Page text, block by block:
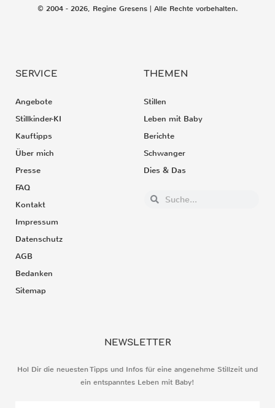
© 2004 - 2026, Regine Gresens | Alle Rechte vorbehalten.
SERVICE
Angebote
Stillkinder-KI
Kauftipps
Über mich
Presse
FAQ
Kontakt
Impressum
Datenschutz
AGB
Bedanken
Sitemap
THEMEN
Stillen
Leben mit Baby
Berichte
Schwanger
Dies & Das
NEWSLETTER
Hol Dir die neuesten Tipps und Infos für eine angenehme Stillzeit und
ein entspanntes Leben mit Baby!